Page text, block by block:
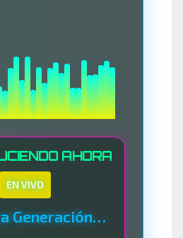
AHORA
EN VIVO
La Nueva Generación Del Sistema